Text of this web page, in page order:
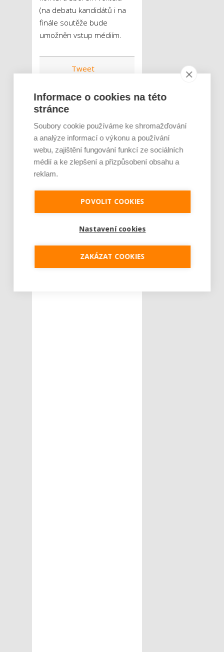
(na debatu kandidátů i na
finále soutěže bude
umožněn vstup médiím.
Tweet
ŠTÍTKY :
Den hejtmanem
soutěžící
výherci
středoškolské
soutěže
Informace o cookies na této
stránce
Soubory cookie používáme ke shromažďování
a analýze informací o výkonu a používání
webu, zajištění fungování funkcí ze sociálních
médií a ke zlepšení a přizpůsobení obsahu a
reklam.
POVOLIT COOKIES
Nastavení cookies
ZAKÁZAT COOKIES